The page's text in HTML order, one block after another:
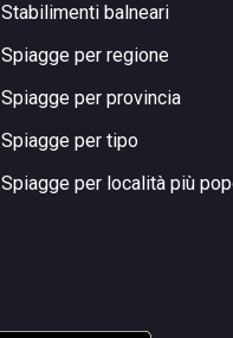
Stabilimenti balneari
Spiagge per regione
Spiagge per provincia
Spiagge per tipo
Spiagge per località più